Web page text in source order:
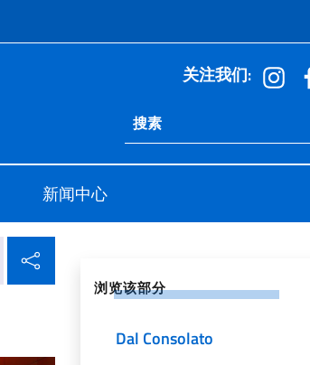
关注我们:
Ricerca
在网站中搜索
新闻中心
浏览该部分
Dal Consolato